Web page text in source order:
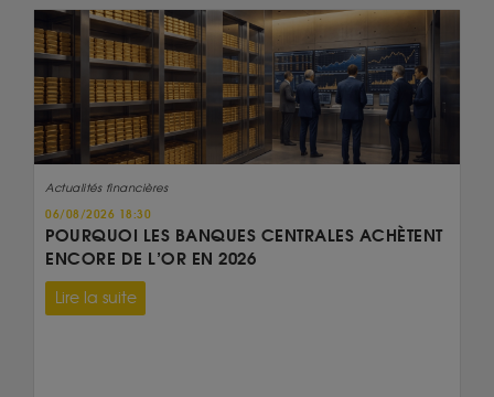
Actualités financières
06/08/2026 18:30
POURQUOI LES BANQUES CENTRALES ACHÈTENT
ENCORE DE L’OR EN 2026
Lire la suite